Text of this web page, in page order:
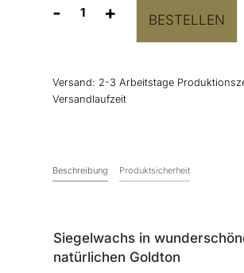
-
Siegelwachs
+ BESTELLEN
Versand: 2-3 Arbeitstage
Versandlaufzeit
Beschreibung Produktsicherheit
Siegelwachs in
natürlichen Goldton